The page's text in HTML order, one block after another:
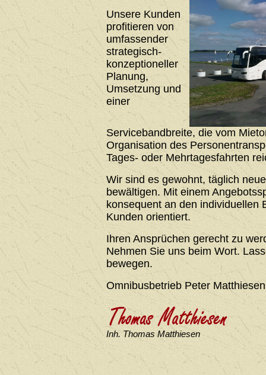
Unsere Kunden
profitieren von
umfassender
strategisch-
konzeptioneller
Planung,
Umsetzung und
einer
Servicebandbreite, die vom
Organisation des
Tages- oder Mehrtagesfahrten
Wir sind es gewohnt, täglich
bewältigen. Mit einem
konsequent an den individuellen
Kunden orientiert.
Ihren Ansprüchen gerecht zu
Nehmen Sie uns beim Wort.
bewegen.
Omnibusbetrieb Peter Matthiesen
Inh. Thomas Matthiesen